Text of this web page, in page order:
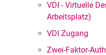
VDI - Virtuelle
Arbeitsplatz)
VDI Zugang
Zwei-Faktor-